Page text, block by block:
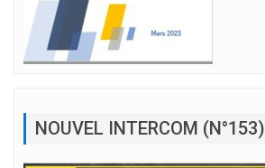
NOUVEL INTERCOM (N°153)